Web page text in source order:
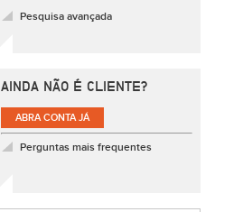
Pesquisa avançada
AINDA NÃO É CLIENTE?
ABRA CONTA JÁ
Perguntas mais frequentes